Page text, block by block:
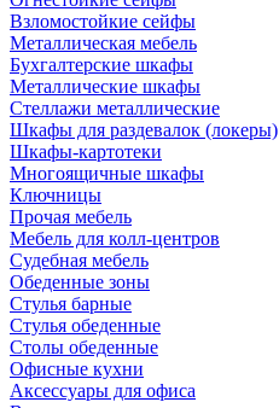
Взломостойкие сейфы
Металлическая мебель
Бухгалтерские шкафы
Металлические шкафы
Стеллажи металлические
Шкафы для раздевалок (локеры)
Шкафы-картотеки
Многоящичные шкафы
Ключницы
Прочая мебель
Мебель для колл-центров
Судебная мебель
Обеденные зоны
Стулья барные
Стулья обеденные
Столы обеденные
Офисные кухни
Аксессуары для офиса